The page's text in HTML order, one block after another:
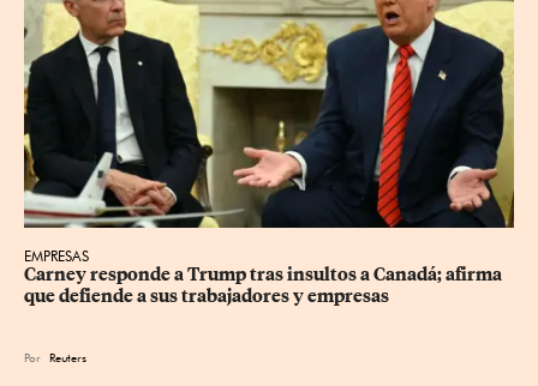
EMPRESAS
Carney responde a Trump tras insultos a Canadá; afirma
que defiende a sus trabajadores y empresas
Por Reuters